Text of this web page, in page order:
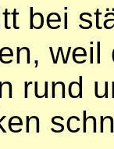
bei
rund